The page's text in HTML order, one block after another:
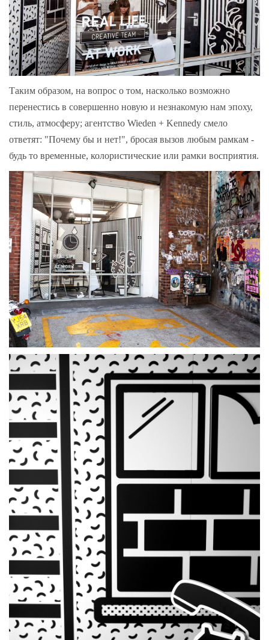
Таким образом, на вопрос о том, насколько возможно
перенестись в совершенно новую и незнакомую нам эпоху,
стиль, атмосферу; агентство Wieden + Kennedy смело
ответят: "Почему бы и нет!", бросая вызов любым рамкам -
будь то временные, колористические или рамки восприятия.